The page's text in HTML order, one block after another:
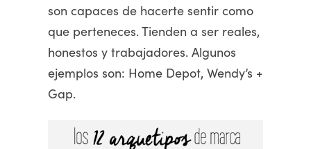
son capaces de hacerte sentir como
que perteneces. Tienden a ser reales,
honestos y trabajadores. Algunos
ejemplos son: Home Depot, Wendy’s +
Gap.